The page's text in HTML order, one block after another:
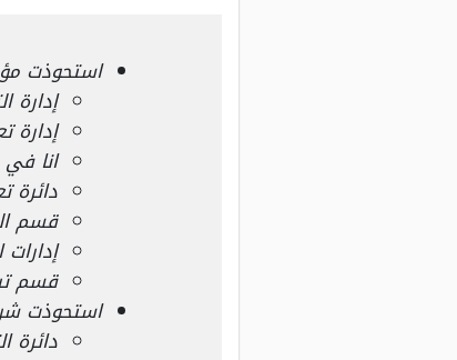
استحوذت
إدارة
إدارة
انا في
دائرة
قسم
قسم
استحوذت
دائرة